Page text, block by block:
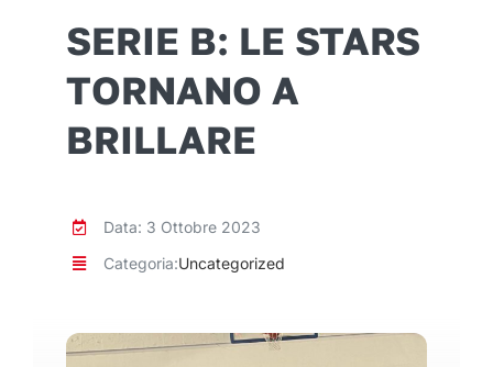
SERIE B: LE STARS
TORNANO A
BRILLARE
Data: 3 Ottobre 2023
Categoria:Uncategorized